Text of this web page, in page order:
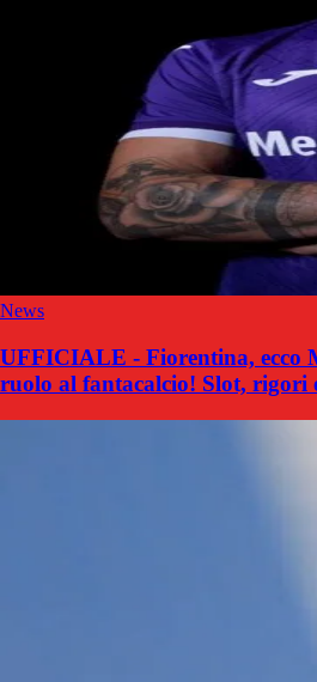
News
UFFICIALE - Fiorentina, ecco
ruolo al fantacalcio! Slot, rigori